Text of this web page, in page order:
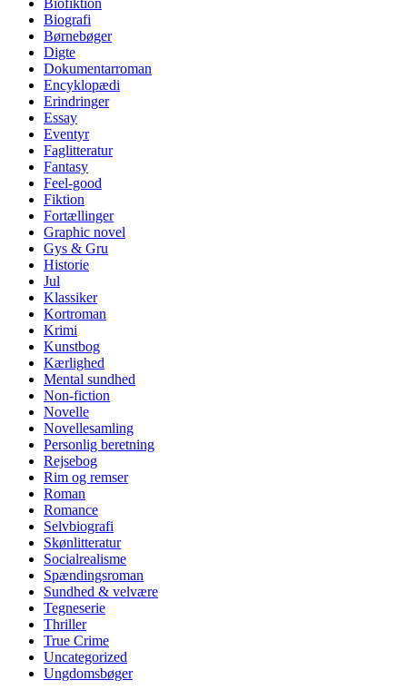
Biofiktion
Biografi
Børnebøger
Digte
Dokumentarroman
Encyklopædi
Erindringer
Essay
Eventyr
Faglitteratur
Fantasy
Feel-good
Fiktion
Fortællinger
Graphic novel
Gys & Gru
Historie
Jul
Klassiker
Kortroman
Krimi
Kunstbog
Kærlighed
Mental sundhed
Non-fiction
Novelle
Novellesamling
Personlig beretning
Rejsebog
Rim og remser
Roman
Romance
Selvbiografi
Skønlitteratur
Socialrealisme
Spændingsroman
Sundhed & velvære
Tegneserie
Thriller
True Crime
Uncategorized
Ungdomsbøger